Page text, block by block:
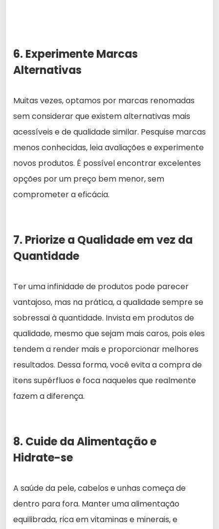
6. Experimente Marcas
Alternativas
Muitas vezes, optamos por marcas renomadas
sem considerar que existem alternativas mais
acessíveis e de qualidade similar. Pesquise marcas
menos conhecidas, leia avaliações e experimente
novos produtos. É possível encontrar excelentes
opções por um preço bem menor, sem
comprometer a eficácia.
7. Priorize a Qualidade em vez da
Quantidade
Ter uma infinidade de produtos pode parecer
vantajoso, mas na prática, a qualidade sempre se
sobressai à quantidade. Invista em produtos de
qualidade, mesmo que sejam mais caros, pois eles
tendem a render mais e proporcionar melhores
resultados. Dessa forma, você evita a compra de
itens supérfluos e foca naqueles que realmente
fazem a diferença.
8. Cuide da Alimentação e
Hidrate-se
A saúde da pele, cabelos e unhas começa de
dentro para fora. Manter uma alimentação
equilibrada, rica em vitaminas e minerais, e